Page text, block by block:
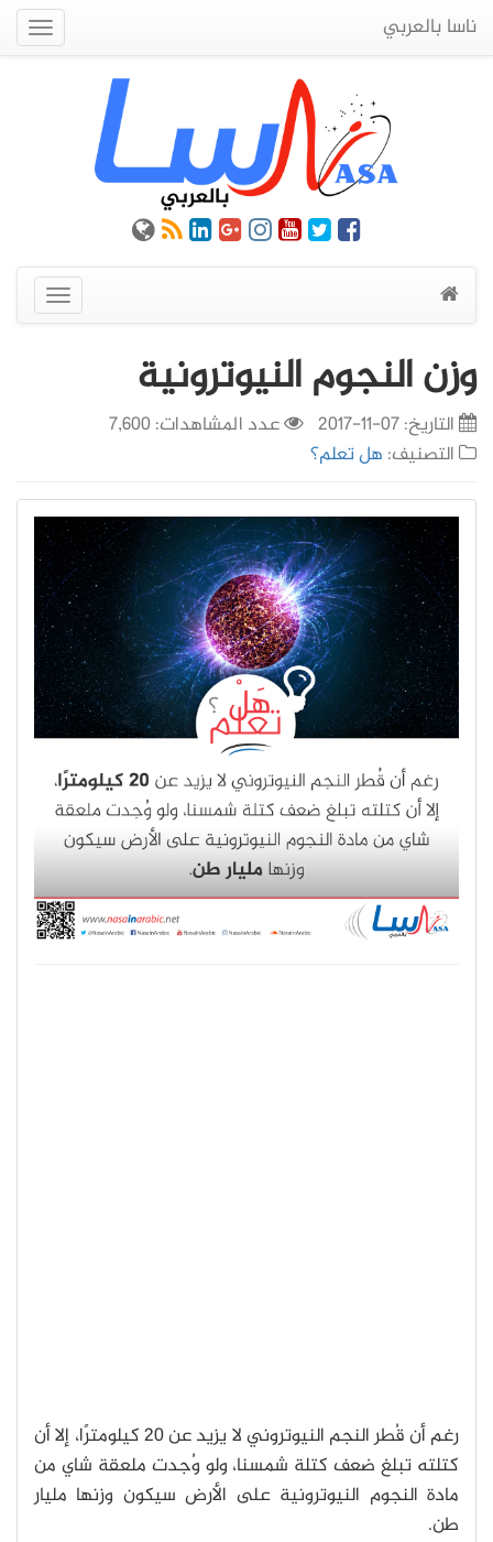
ناسا بالعربي
عرض
القائمة
وزن النجوم النيوترونية
التاريخ:07-11-2017
عدد المشاهدات: 7,600
التصنيف: هل تعلم؟
رغم أن قُطر النجم النيوتروني لا يزيد عن 20 كيلومترًا، إلا أن
كتلته تبلغ ضعف كتلة شمسنا، ولو وُجدت ملعقة شاي من
مادة النجوم النيوترونية على الأرض سيكون وزنها مليار
طن.